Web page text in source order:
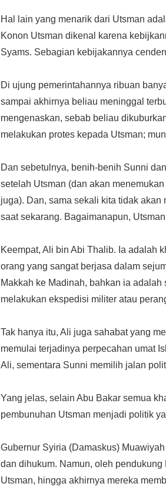
Hal lain yang menarik dari Utsman
Konon Utsman dikenal karena
Syams. Sebagian kebijakannya
Di ujung pemerintahannya ribuan
sampai akhirnya beliau meninggal
mengenaskan, sebab beliau
melakukan protes kepada Utsman;
Dan sebetulnya, benih-benih Sunni
setelah Utsman (dan akan
juga). Dan, sama sekali kita tidak
saat sekarang. Bagaimanapun,
Keempat, Ali bin Abi Thalib. Ia adalah
orang yang sangat berjasa dalam
Makkah ke Madinah, bahkan ia
melakukan ekspedisi militer atau
Tak hanya itu, Ali juga sahabat yang
memulai terjadinya perpecahan umat
Ali, sementara Sunni memilih jalan
Yang jelas, selain Abu Bakar semua
pembunuhan Utsman menjadi politik
Gubernur Syiria (Damaskus)
dan dihukum. Namun, oleh
Utsman, hingga akhirnya mereka